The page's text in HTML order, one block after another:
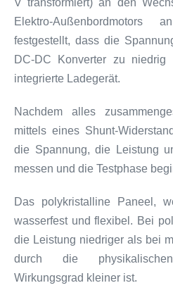
V transformiert) an den
Elektro-
festgestellt, dass die
DC-DC Konverter zu
integrierte Ladegerät.
Nachdem alles
mittels eines Shunt-
die Spannung, die Leistung
messen und die Testphase
Das polykristalline Paneel,
wasserfest und flexibel. Bei
die Leistung niedriger als bei
durch die
Wirkungsgrad kleiner ist.